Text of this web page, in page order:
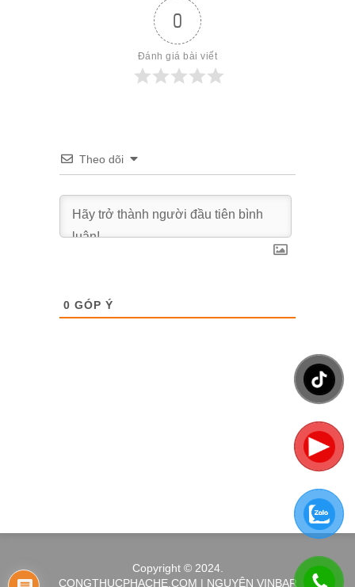
0
Đánh giá bài viết
Theo dõi
0 GÓP Ý
Copyright © 2024.
CONGTHUCPHACHE.COM | NGUYÊN VINBAR